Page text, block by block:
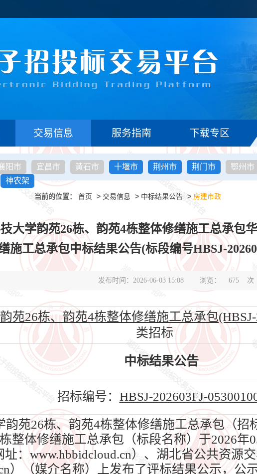
交易信息 服务指南 下载专区
阳市 宜昌市 黄石市 十堰市 荆州市 荆门市 鄂州市
神农架
当前的位置： 首页 > 交易信息 > 中标结果公告 > 房建市政
大学韵苑26栋、韵苑4栋整体修缮施工总承包
施工总承包中标结果公告(标段编号HBSJ-
发布时间：2026-06-03 15:08 浏览： 675 次
苑26栋、韵苑4栋整体修缮施工总承包(HBSJ-
类招标
中标结果公告
招标编号： HBSJ-202603FJ-
苑26栋、韵苑4栋整体修缮施工总承包（招
整体修缮施工总承包（标段名称）于2026年
：www.hbbidcloud.cn）、湖北省公共资源
）（媒介名称）上发布了评标结果公示，公